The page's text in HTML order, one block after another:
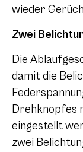
wieder
Zwei
Die
damit die
Drehknopfes
eingestellt
zwei